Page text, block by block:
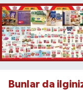
Bunlar da